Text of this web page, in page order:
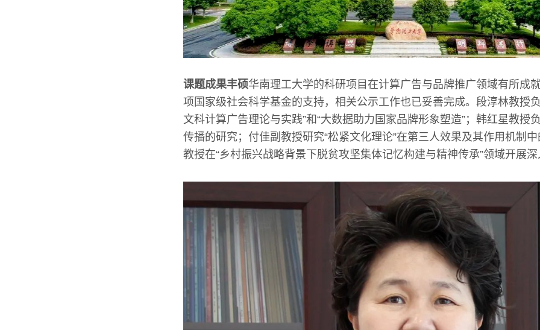
课题成果丰硕华南理工大学的科研项目在计算广告与品牌推广领域有所成
项国家级社会科学基金的支持，相关公示工作也已妥善完成。段淳林教授
文科计算广告理论与实践”和“大数据助力国家品牌形象塑造”；韩红星教授
传播的研究；付佳副教授研究“松紧文化理论”在第三人效果及其作用机制
教授在“乡村振兴战略背景下脱贫攻坚集体记忆构建与精神传承”领域开展